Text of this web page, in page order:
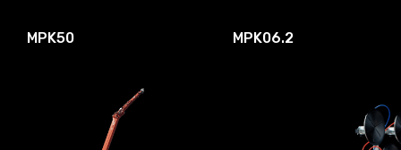
MPK50 MPK06.2